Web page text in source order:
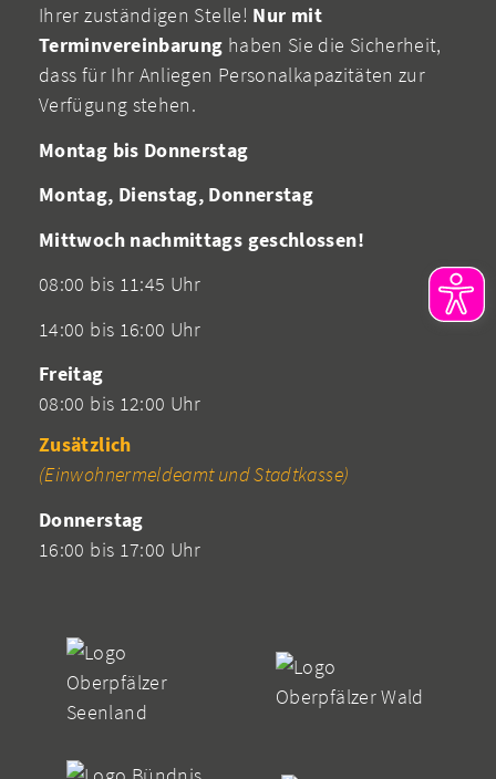
Ihrer zuständigen Stelle! Nur mit
Terminvereinbarung haben Sie die Sicherheit,
dass für Ihr Anliegen Personalkapazitäten zur
Verfügung stehen.
Montag bis Donnerstag
Montag, Dienstag, Donnerstag
Mittwoch nachmittags geschlossen!
08:00 bis 11:45 Uhr
14:00 bis 16:00 Uhr
Freitag
08:00 bis 12:00 Uhr
Zusätzlich
(Einwohnermeldeamt und Stadtkasse)
Donnerstag
16:00 bis 17:00 Uhr